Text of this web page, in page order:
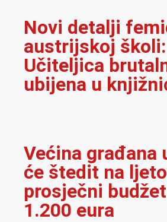
Novi detalji
austrijskoj školi:
Učiteljica
ubijena u
Većina građana
će štedit na
prosječni
1.200 eura